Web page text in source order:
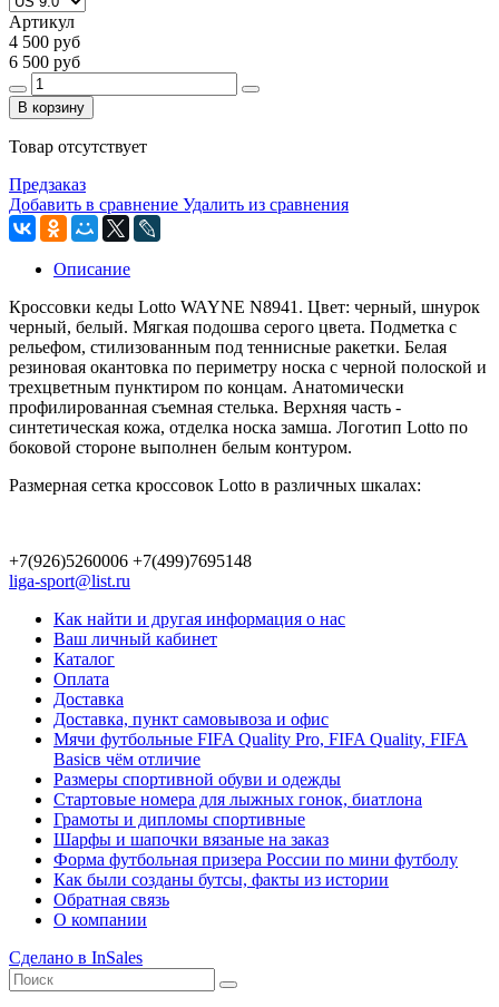
Артикул
4 500 руб
6 500 руб
В корзину
Товар отсутствует
Предзаказ
Добавить в сравнение Удалить из сравнения
Описание
Кроссовки кеды Lotto WAYNE N8941. Цвет: черный, шнурок
черный, белый. Мягкая подошва серого цвета. Подметка с
рельефом, стилизованным под теннисные ракетки. Белая
резиновая окантовка по периметру носка с черной полоской и
трехцветным пунктиром по концам. Анатомически
профилированная съемная стелька. Верхняя часть -
синтетическая кожа, отделка носка замша. Логотип Lotto по
боковой стороне выполнен белым контуром.
Размерная сетка кроссовок Lotto в различных шкалах:
+7(926)5260006 +7(499)7695148
liga-sport@list.ru
Как найти и другая информация о нас
Ваш личный кабинет
Каталог
Оплата
Доставка
Доставка, пункт самовывоза и офис
Мячи футбольные FIFA Quality Pro, FIFA Quality, FIFA
Basicв чём отличие
Размеры спортивной обуви и одежды
Стартовые номера для лыжных гонок, биатлона
Грамоты и дипломы спортивные
Шарфы и шапочки вязаные на заказ
Форма футбольная призера России по мини футболу
Как были созданы бутсы, факты из истории
Обратная связь
О компании
Сделано в InSales